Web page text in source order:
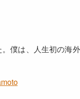
僕は、人生初の